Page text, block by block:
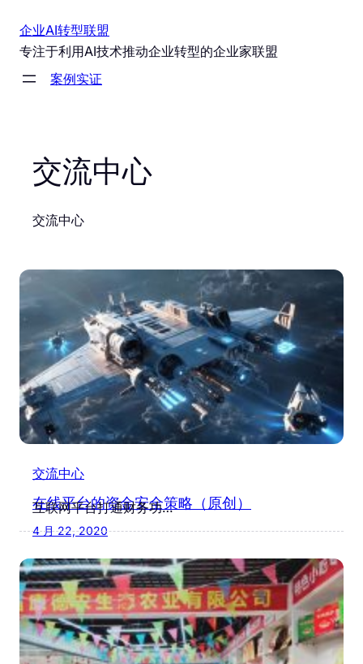
企业AI转型联盟
专注于利用AI技术推动企业转型的企业家联盟
案例实证
交流中心
交流中心
交流中心
在线平台的资金安全策略（原创）
4 月 22, 2020
互联网平台打通财务功…